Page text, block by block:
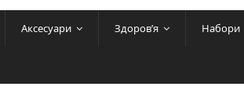
Аксесуари Здоров’я Набори